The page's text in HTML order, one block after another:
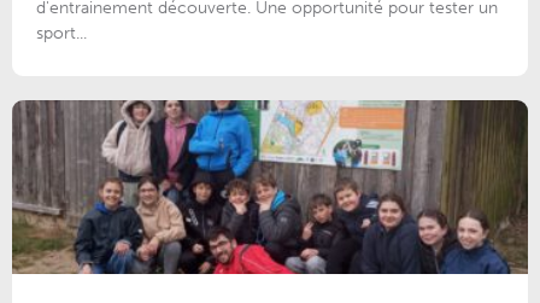
d'entrainement découverte. Une opportunité pour tester un
sport...